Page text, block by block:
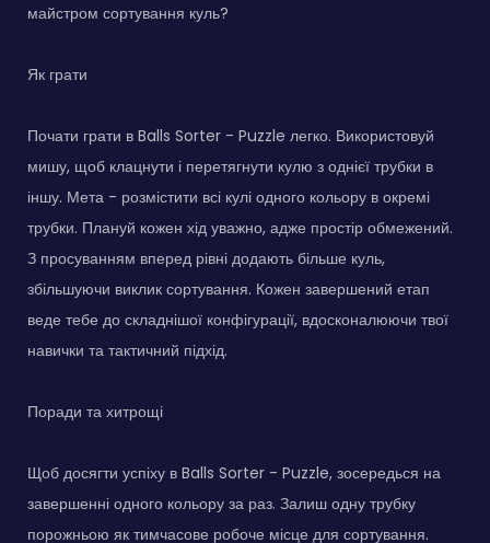
майстром сортування куль?
Як грати
Почати грати в Balls Sorter - Puzzle легко. Використовуй
мишу, щоб клацнути і перетягнути кулю з однієї трубки в
іншу. Мета - розмістити всі кулі одного кольору в окремі
трубки. Плануй кожен хід уважно, адже простір обмежений.
З просуванням вперед рівні додають більше куль,
збільшуючи виклик сортування. Кожен завершений етап
веде тебе до складнішої конфігурації, вдосконалюючи твої
навички та тактичний підхід.
Поради та хитрощі
Щоб досягти успіху в Balls Sorter - Puzzle, зосередься на
завершенні одного кольору за раз. Залиш одну трубку
порожньою як тимчасове робоче місце для сортування.